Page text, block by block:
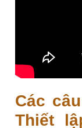
Các
Thiết